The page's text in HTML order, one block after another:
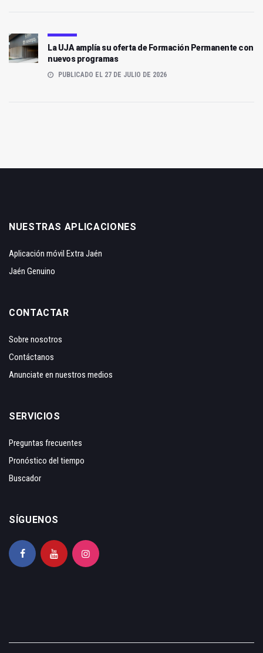
La UJA amplía su oferta de Formación Permanente con
nuevos programas
PUBLICADO EL 27 DE JULIO DE 2026
NUESTRAS APLICACIONES
Aplicación móvil Extra Jaén
Jaén Genuino
CONTACTAR
Sobre nosotros
Contáctanos
Anunciate en nuestros medios
SERVICIOS
Preguntas frecuentes
Pronóstico del tiempo
Buscador
SÍGUENOS